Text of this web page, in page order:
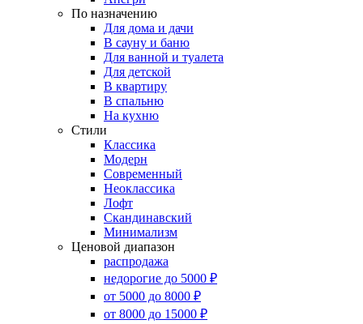
По назначению
Для дома и дачи
В сауну и баню
Для ванной и туалета
Для детской
В квартиру
В спальню
На кухню
Стили
Классика
Модерн
Современный
Неоклассика
Лофт
Скандинавский
Минимализм
Ценовой диапазон
распродажа
недорогие до 5000 ₽
от 5000 до 8000 ₽
от 8000 до 15000 ₽